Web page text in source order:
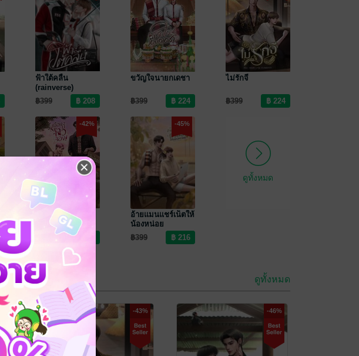
ฟ้าใต้คลื่น
(rainverse)
฿399
ขวัญใจนายกเดชา
฿399
ไม่รักจี
฿399
-42%
เมืองนี้จ้าวจอง
-45%
อ้ายแมนแชร์เน็ตให้
น้องหน่อย
฿399
ดูทั้งหมด
ดูทั้งหมด
-43% -43% -46%